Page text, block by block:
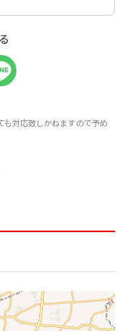
対応致しかねますので予め